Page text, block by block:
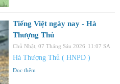
Tiếng Việt ngày nay - Hà
Thượng Thủ
Chủ Nhật, 07 Tháng Sáu 2026 11:07 SA
Hà Thượng Thủ ( HNPD )
Đọc thêm